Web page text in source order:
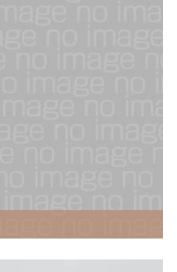
物の本を荷造りするときの5つ
び方